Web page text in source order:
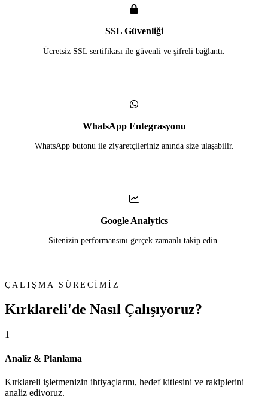
SSL Güvenliği
Ücretsiz SSL sertifikası ile güvenli ve şifreli bağlantı.
WhatsApp Entegrasyonu
WhatsApp butonu ile ziyaretçileriniz anında size ulaşabilir.
Google Analytics
Sitenizin performansını gerçek zamanlı takip edin.
ÇALIŞMA SÜRECİMİZ
Kırklareli'de Nasıl Çalışıyoruz?
1
Analiz & Planlama
Kırklareli işletmenizin ihtiyaçlarını, hedef kitlesini ve rakiplerini
analiz ediyoruz.